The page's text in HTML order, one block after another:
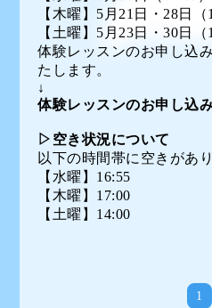
【木曜】5月21日・28日（
【土曜】5月23日・30日（
体験レッスンのお申し込
たします。
↓
体験レッスンのお申し込
▷空き状況について
以下の時間帯に空きがあり
【水曜】16:55
【木曜】17:00
【土曜】14:00
1